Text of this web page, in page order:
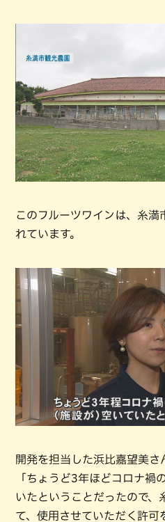
このフルーツワインは、糸満
れています。
開発を担当した浜比嘉望美さ
「ちょうど3年ほどコロナ禍
いたということだったので、
て、使用させていただく許可